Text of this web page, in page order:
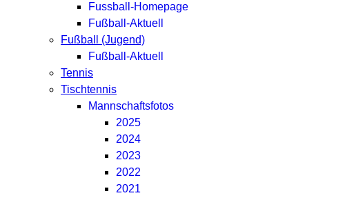
Fussball-Homepage
Fußball-Aktuell
Fußball (Jugend)
Fußball-Aktuell
Tennis
Tischtennis
Mannschaftsfotos
2025
2024
2023
2022
2021